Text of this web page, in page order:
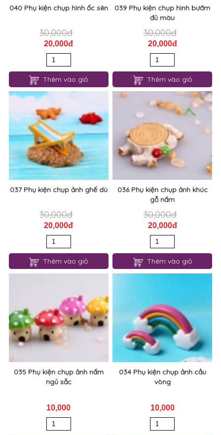
040 Phụ kiện chụp hình ốc sên
30,000đ
20,000đ
Thêm vào giỏ
039 Phụ kiện chụp hình bướm
đủ màu
30,000đ
20,000đ
Thêm vào giỏ
037 Phụ kiện chụp ảnh ghế dù
30,000đ
20,000đ
Thêm vào giỏ
036 Phụ kiện chụp ảnh khúc
gỗ nấm
30,000đ
20,000đ
Thêm vào giỏ
035 Phụ kiện chụp ảnh nấm
ngủ sắc
10,000
034 Phụ kiện chụp ảnh cầu
vòng
10,000